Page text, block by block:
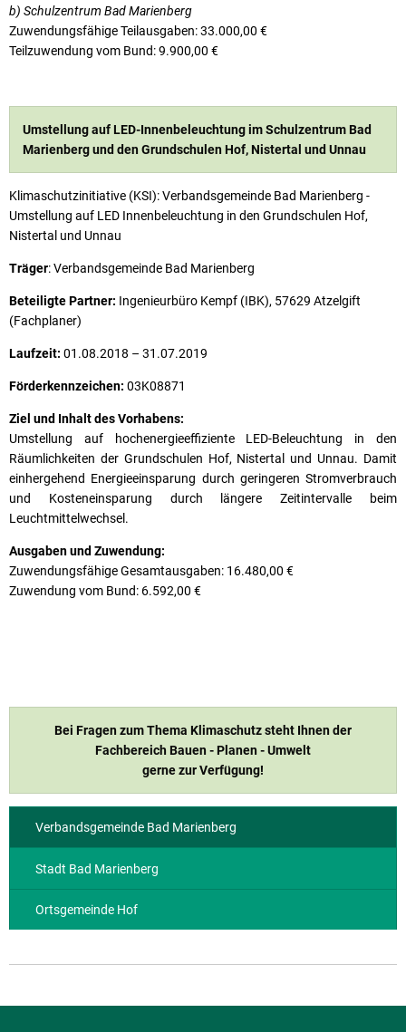
b) Schulzentrum Bad Marienberg
Zuwendungsfähige Teilausgaben: 33.000,00 €
Teilzuwendung vom Bund: 9.900,00 €
Umstellung auf LED-Innenbeleuchtung im Schulzentrum Bad
Marienberg und den Grundschulen Hof, Nistertal und Unnau
Klimaschutzinitiative (KSI): Verbandsgemeinde Bad Marienberg -
Umstellung auf LED Innenbeleuchtung in den Grundschulen Hof,
Nistertal und Unnau
Träger: Verbandsgemeinde Bad Marienberg
Beteiligte Partner: Ingenieurbüro Kempf (IBK), 57629 Atzelgift
(Fachplaner)
Laufzeit: 01.08.2018 – 31.07.2019
Förderkennzeichen: 03K08871
Ziel und Inhalt des Vorhabens:
Umstellung auf hochenergieeffiziente LED-Beleuchtung in den
Räumlichkeiten der Grundschulen Hof, Nistertal und Unnau. Damit
einhergehend Energieeinsparung durch geringeren Stromverbrauch
und Kosteneinsparung durch längere Zeitintervalle beim
Leuchtmittelwechsel.
Ausgaben und Zuwendung:
Zuwendungsfähige Gesamtausgaben: 16.480,00 €
Zuwendung vom Bund: 6.592,00 €
Bei Fragen zum Thema Klimaschutz steht Ihnen der
Fachbereich Bauen - Planen - Umwelt
gerne zur Verfügung!
Verbandsgemeinde Bad Marienberg
Stadt Bad Marienberg
Ortsgemeinde Hof